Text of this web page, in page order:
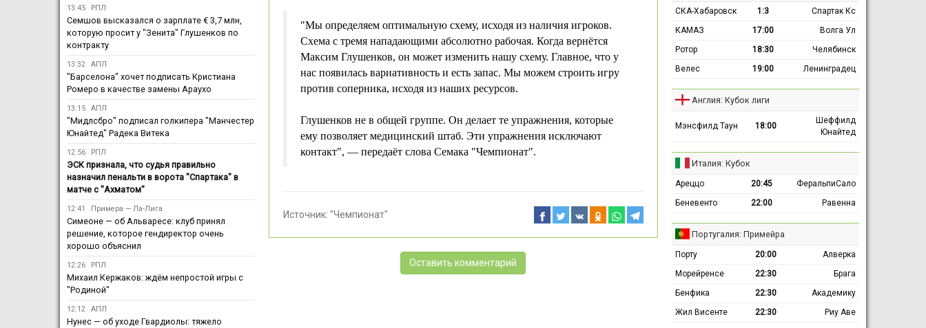
"Мы определяем оптимальную схему, исходя из наличия игроков.
Схема с тремя нападающими абсолютно рабочая. Когда вернётся
Максим Глушенков, он может изменить нашу схему. Главное, что у
нас появилась вариативность и есть запас. Мы можем строить игру
против соперника, исходя из наших ресурсов.
Глушенков не в общей группе. Он делает те упражнения, которые
ему позволяет медицинский штаб. Эти упражнения исключают
контакт", — передаёт слова Семака "Чемпионат".
Источник: "Чемпионат"
Оставить комментарий
13:45 РПЛ
Семшов высказался о зарплате € 3,7 млн,
которую просит у "Зенита" Глушенков по
контракту
13:32 АПЛ
"Барселона" хочет подписать Кристиана
Ромеро в качестве замены Араухо
13:15 АПЛ
"Мидлсбро" подписал голкипера "Манчестер
Юнайтед" Радека Витека
12:56 РПЛ
ЭСК признала, что судья правильно
назначил пенальти в ворота "Спартака" в
матче с "Ахматом"
12:41 Примера — Ла-Лига
Симеоне — об Альваресе: клуб принял
решение, которое гендиректор очень
хорошо объяснил
12:26 РПЛ
Михаил Кержаков: ждём непростой игры с
"Родиной"
12:12 АПЛ
Нунес — об уходе Гвардиолы: тяжело
СКА-Хабаровск 1:3
Спартак Кс
КАМАЗ
17:00
Волга Ул
Ротор
18:30
Челябинск
Велес
19:00 Ленинградец
Англия: Кубок лиги
Мэнсфилд Таун 18:00
Шеффилд
Юнайтед
Италия: Кубок
Ареццо 20:45
ФеральпиСало
Беневенто
22:00 Равенна
Португалия: Примейра
Порту 20:00
Алверка
Морейренсе
22:30
Брага
Бенфика
22:30
Академику
Жил Висенте
22:30 Риу Аве